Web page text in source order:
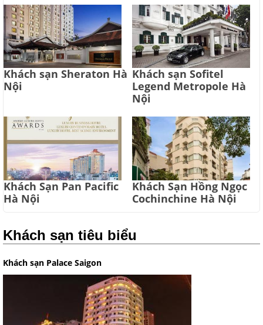
Khách sạn Sheraton Hà
Nội
Khách sạn Sofitel
Legend Metropole Hà
Nội
Khách Sạn Pan Pacific
Hà Nội
Khách Sạn Hồng Ngọc
Cochinchine Hà Nội
Khách sạn tiêu biểu
Khách sạn Palace Saigon